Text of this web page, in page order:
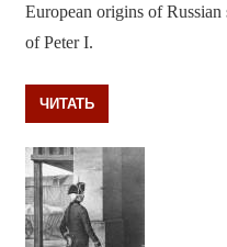
European origins of
of Peter I.
ЧИТАТЬ